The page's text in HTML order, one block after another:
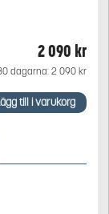
2 090 kr
dagarna: 2 090 kr
till i varukorg